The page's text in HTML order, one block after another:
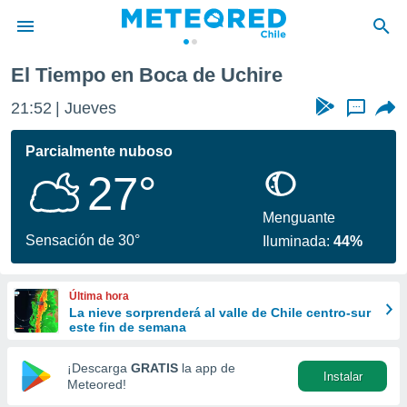
de
por
se
calidad.
a este
las
y
forma
digital
basada
El Tiempo en Boca de Uchire
21:52 Jueves ...
Parcialmente nuboso
27°
Sensación de 30°
Menguante
Iluminada:44%
Última hora
La nieve sorprenderá al valle de Chile centro-sur
este fin de semana
¡Descarga GRATIS la app de
Meteored!
Instalar